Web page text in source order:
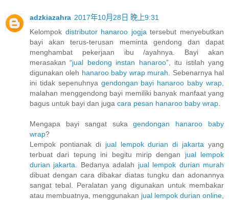
adzkiazahra 2017年10月28日 晚上9:31
Kelompok distributor hanaroo jogja tersebut menyebutkan
bayi akan terus-terusan meminta gendong dan dapat
menghambat pekerjaan ibu /ayahnya. Bayi akan
merasakan “jual bedong instan hanaroo”, itu istilah yang
digunakan oleh hanaroo baby wrap murah . Sebenarnya hal
ini tidak sepenuhnya gendongan bayi hanaroo baby wrap
malahan menggendong bayi memiliki banyak manfaat yang
bagus untuk bayi dan juga cara pesan hanaroo baby wrap
Mengapa bayi sangat sukagendongan hanaroo baby
wrap?
Lempok pontianak di jual lempok durian di jakarta yang
terbuat dari tepung ini begitu mirip dengan jual lempok
durian jakarta . Bedanya adalah jual lempok durian murah
dibuat dengan cara dibakar diatas tungku dan adonannya
sangat tebal. Peralatan yang digunakan untuk membakar
atau membuatnya, menggunakan jual lempok durian online